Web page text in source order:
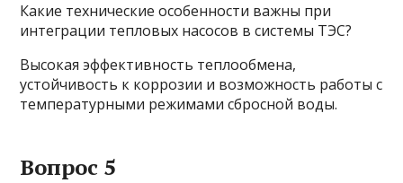
Какие технические особенности важны при
интеграции тепловых насосов в системы ТЭС?
Высокая эффективность теплообмена,
устойчивость к коррозии и возможность работы с
температурными режимами сбросной воды.
Вопрос 5